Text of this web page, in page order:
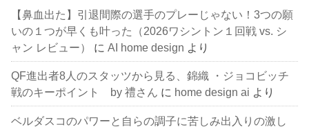
【鼻血出た】引退間際の選手のプレーじゃない！3つの願
いの１つが早くも叶った（2026ワシントン１回戦 vs. シ
ャン レビュー）
にAI home design より
QF進出者8人のスタッツから見る、錦織 ・ジョコビッチ
戦のキーポイント by 禮さん に home design ai より
ベルダスコのパワーと自らの調子に苦しみ出入りの激し